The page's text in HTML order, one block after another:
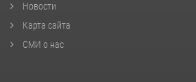
Новости
Карта сайта
СМИ о нас